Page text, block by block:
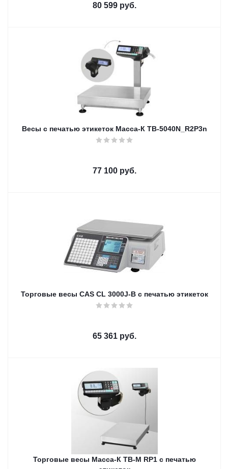
80 599 руб.
Весы с печатью этикеток Масса-К ТВ-5040N_R2P3n
77 100 руб.
Торговые весы CAS CL 3000J-B с печатью этикеток
65 361 руб.
Торговые весы Масса-К ТВ-M RP1 с печатью